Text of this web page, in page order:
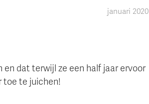
januari 2020
en dat terwijl ze een half jaar ervoor
toe te juichen!